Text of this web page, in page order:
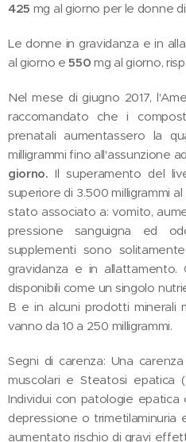
425 mg al giorno per le donne
Le donne in gravidanza e in
al giorno e550mg al giorno,
Nel mese di giugno 2017,
raccomandato che i
prenatali aumentassero la
milligrammi fino all'assunzione
giorno. Il superamento del
superiore di 3.500 milligrammi
stato associato a: vomito,
pressione sanguigna ed
supplementi sono
gravidanza e in allattamento.
disponibili come un singolo
B e in alcuni prodotti minerali
vanno da 10 a 250 milligrammi.
Segni di carenza: Una
muscolari e Steatosi epatica
Individui con patologie epatica
depressione o trimetilaminuria
aumentato rischio di gravi